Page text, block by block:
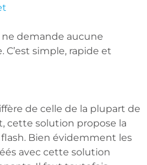
demande aucune
simple, rapide et
de celle de la plupart de
cette solution propose la
Bien évidemment les
avec cette solution